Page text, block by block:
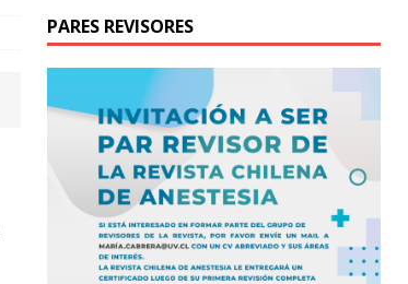
PARES REVISORES